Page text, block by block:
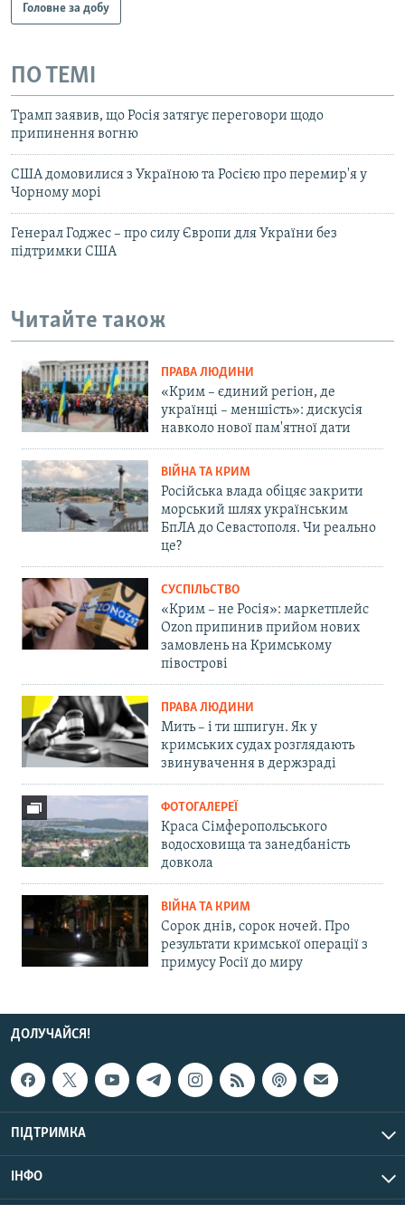
Головне за добу
ПО ТЕМІ
Трамп заявив, що Росія затягує переговори щодо
припинення вогню
США домовилися з Україною та Росією про перемир'я у
Чорному морі
Генерал Годжес – про силу Європи для України без
підтримки США
Читайте також
ПРАВА ЛЮДИНИ
«Крим – єдиний регіон, де
українці – меншість»: дискусія
навколо нової пам'ятної дати
ВІЙНА ТА КРИМ
Російська влада обіцяє закрити
морський шлях українським
БпЛА до Севастополя. Чи реально
це?
СУСПІЛЬСТВО
«Крим – не Росія»: маркетплейс
Ozon припинив прийом нових
замовлень на Кримському
півострові
ПРАВА ЛЮДИНИ
Мить – і ти шпигун. Як у
кримських судах розглядають
звинувачення в держзраді
ФОТОГАЛЕРЕЇ
Краса Сімферопольського
водосховища та занедбаність
довкола
ВІЙНА ТА КРИМ
Сорок днів, сорок ночей. Про
результати кримської операції з
примусу Росії до миру
ДОЛУЧАЙСЯ!
ПІДТРИМКА
ІНФО